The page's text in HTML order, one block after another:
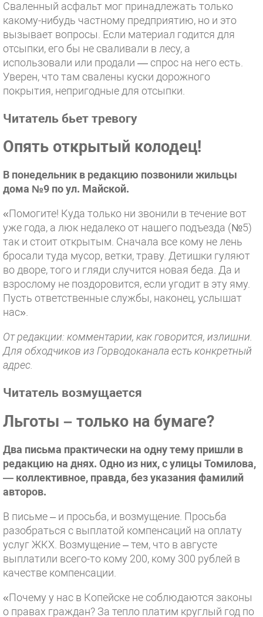
Сваленный асфальт мог принадлежать только
какому-нибудь частному предприятию, но и это
вызывает вопросы. Если материал годится для
отсыпки, его бы не сваливали в лесу, а
использовали или продали — спрос на него есть.
Уверен, что там свалены куски дорожного
покрытия, непригодные для отсыпки.
Читатель бьет тревогу
Опять открытый колодец!
В понедельник в редакцию позвонили жильцы
дома №9 по ул. Майской.
«Помогите! Куда только ни звонили в течение вот
уже года, а люк недалеко от нашего подъезда (№5)
так и стоит открытым. Сначала все кому не лень
бросали туда мусор, ветки, траву. Детишки гуляют
во дворе, того и гляди случится новая беда. Да и
взрослому не поздоровится, если угодит в эту яму.
Пусть ответственные службы, наконец, услышат
нас».
От редакции: комментарии, как говорится, излишни.
Для обходчиков из Горводоканала есть конкретный
адрес.
Читатель возмущается
Льготы – только на бумаге?
Два письма практически на одну тему пришли в
редакцию на днях. Одно из них, с улицы Томилова,
— коллективное, правда, без указания фамилий
авторов.
В письме – и просьба, и возмущение. Просьба
разобраться с выплатой компенсаций на оплату
услуг ЖКХ. Возмущение – тем, что в августе
выплатили всего-то кому 200, кому 300 рублей в
качестве компенсации.
«Почему у нас в Копейске не соблюдаются законы
о правах граждан? За тепло платим круглый год по